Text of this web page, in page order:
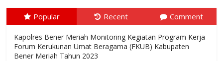
Popular Recent Comment
Kapolres Bener Meriah Monitoring Kegiatan Program Kerja
Forum Kerukunan Umat Beragama (FKUB) Kabupaten
Bener Meriah Tahun 2023